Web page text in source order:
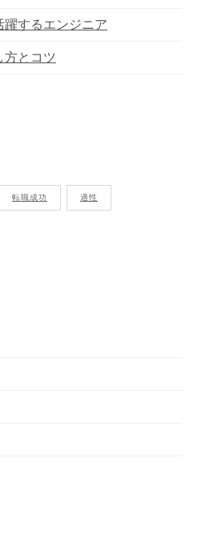
躍するエンジニア
方とコツ
転職成功 適性